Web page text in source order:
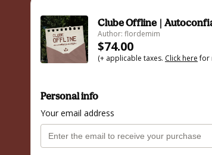
Clube Offline |
Author: flordemim
$74.00
(+ applicable taxes. Click herefor
Personal info
Your email address